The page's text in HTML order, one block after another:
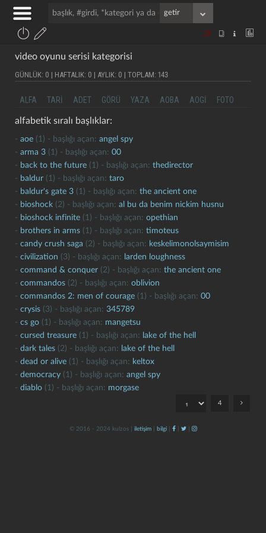
video oyunu serisi kategorisi
GÜNLÜK: 0 | HAFTALIK: 0 | AYLIK: 0 | TOPLAM: 143
ALFA TARI ADET GÖRÜ YAZA AOBA AOGI FOTO
alfabetik sıralı başlıklar:
- aoe (1) - başlığı açan: angel spy
- arma 3 (1) - başlığı açan: 00
- back to the future (1) - başlığı açan: thedirector
- baldur (1) - başlığı açan: taro
- baldur's gate 3 (1) - başlığı açan: the ancient one
- bioshock (2) - başlığı açan: al bu da benim nickim husnu
- bioshock infinite (1) - başlığı açan: opethian
- brothers in arms (1) - başlığı açan: timoteus
- candy crush saga (2) - başlığı açan: keskelimonolsaymisim
- civilization (3) - başlığı açan: larden loughness
- command & conquer (2) - başlığı açan: the ancient one
- commandos (2) - başlığı açan: oblivion
- commandos 2: men of courage (1) - başlığı açan: 00
- crysis (3) - başlığı açan: 345789
- cs go (1) - başlığı açan: mangetsu
- cursed treasure (1) - başlığı açan: lake of the hell
- dark tales (2) - başlığı açan: lake of the hell
- dead or alive (1) - başlığı açan: keltox
- democracy (1) - başlığı açan: angel spy
- diablo (1) - başlığı açan: morgase
4
© 2016 - 2024 kulzos | iletişim| bilgi| | |